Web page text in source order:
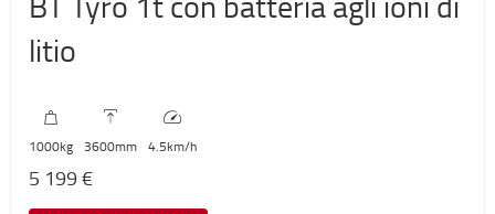
litio
1000kg 3600mm 4.5km/h
5 199 €